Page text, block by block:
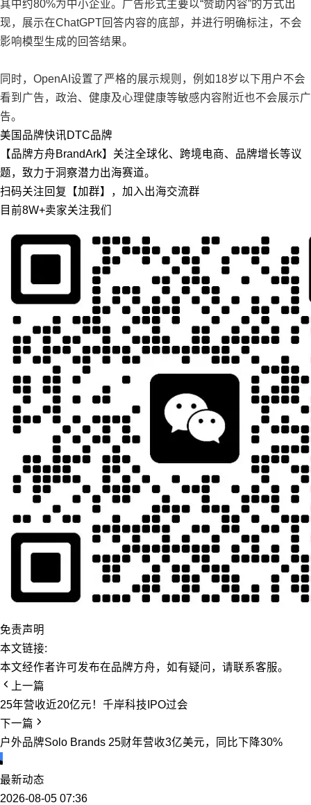
其中约80%为中小企业。广告形式主要以“赞助内容”的方式出
现，展示在ChatGPT回答内容的底部，并进行明确标注，不会
影响模型生成的回答结果。
同时，OpenAI设置了严格的展示规则，例如18岁以下用户不会
看到广告，政治、健康及心理健康等敏感内容附近也不会展示广
告。
美国 品牌快讯DTC品牌
【品牌方舟BrandArk】关注全球化、跨境电商、品牌增长等议
题，致力于洞察潜力出海赛道。
扫码关注回复【加群】，加入出海交流群
目前8W+卖家关注我们
免责声明
本文链接:
本文经作者许可发布在品牌方舟，如有疑问，请联系客服。
上一篇
25年营收近20亿元！千岸科技IPO过会
下一篇
户外品牌Solo Brands 25财年营收3亿美元，同比下降30%
最新动态
2026-08-05 07:36